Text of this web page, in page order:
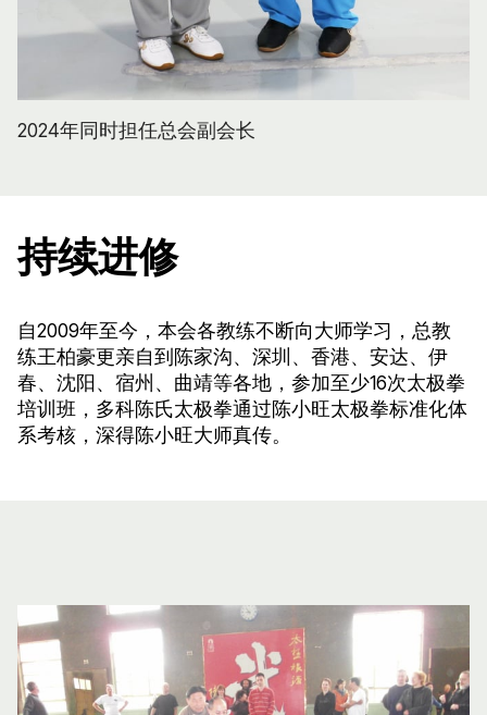
2024年同时担任总会副会长
持续进修
自2009年至今，本会各教练不断向大师学习，总教
练王柏豪更亲自到陈家沟、深圳、香港、安达、伊
春、沈阳、宿州、曲靖等各地，参加至少16次太极拳
培训班，多科陈氏太极拳通过陈小旺太极拳标准化体
系考核，深得陈小旺大师真传。